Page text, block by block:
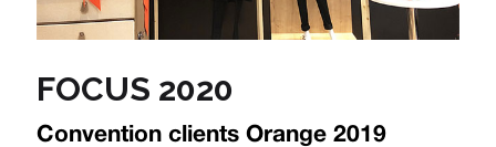
FOCUS 2020
Convention clients Orange 2019